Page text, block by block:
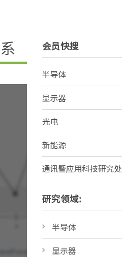
会员快搜
半导体
显示器
光电
新能源
通讯暨应用科技研究处
研究领域:
半导体
显示器